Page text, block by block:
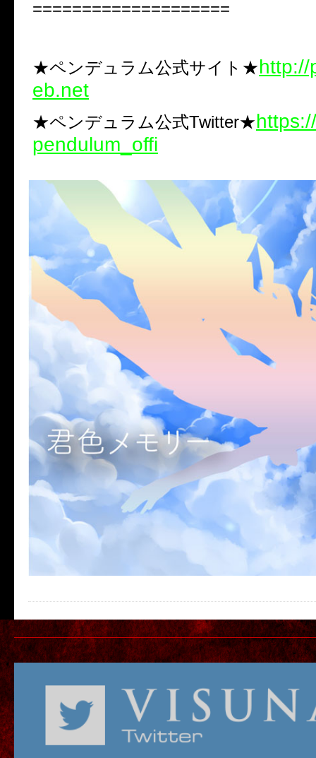
====================
★ペンデュラム公式サイト★http://
eb.net
★ペンデュラム公式Twitter★
pendulum_offi